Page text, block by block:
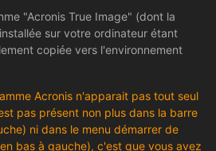
"Acronis True Image" (dont la
sur votre ordinateur étant
copiée vers l'environnement
Acronis n'apparait pas tout seul
pas présent non plus dans la barre
ni dans le menu démarrer de
bas à gauche), c'est que vous avez